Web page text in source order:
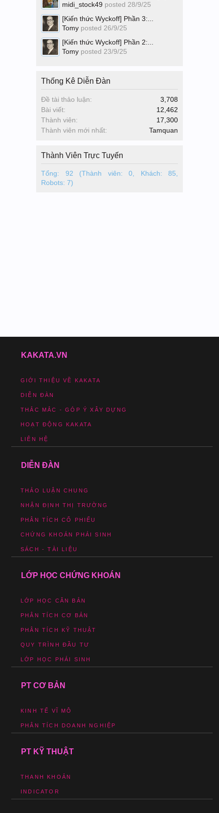
midi_stock49 posted 28/9/25
[Kiến thức Wyckoff] Phần 3:...
Tomy posted 26/9/25
[Kiến thức Wyckoff] Phần 2:...
Tomy posted 23/9/25
Thống Kê Diễn Đàn
Đề tài thảo luận:
3,708
Bài viết:
12,462
Thành viên:
17,300
Thành viên mới nhất:
Tamquan
Thành Viên Trực Tuyến
Tổng: 92 (Thành viên: 0, Khách: 85,
Robots: 7)
KAKATA.VN
GIỚI THIỆU VỀ KAKATA
DIỄN ĐÀN
THẮC MẮC - GÓP Ý XÂY DỰNG
HOẠT ĐỘNG KAKATA
LIÊN HỆ
DIỄN ĐÀN
THẢO LUẬN CHUNG
NHẬN ĐỊNH THỊ TRƯỜNG
PHÂN TÍCH CỔ PHIẾU
CHỨNG KHOÁN PHÁI SINH
SÁCH - TÀI LIỆU
LỚP HỌC CHỨNG KHOÁN
LỚP HỌC CĂN BẢN
PHÂN TÍCH CƠ BẢN
PHÂN TÍCH KỸ THUẬT
QUY TRÌNH ĐẦU TƯ
LỚP HỌC PHÁI SINH
PT CƠ BẢN
KINH TẾ VĨ MÔ
PHÂN TÍCH DOANH NGHIỆP
PT KỸ THUẬT
THANH KHOẢN
INDICATOR